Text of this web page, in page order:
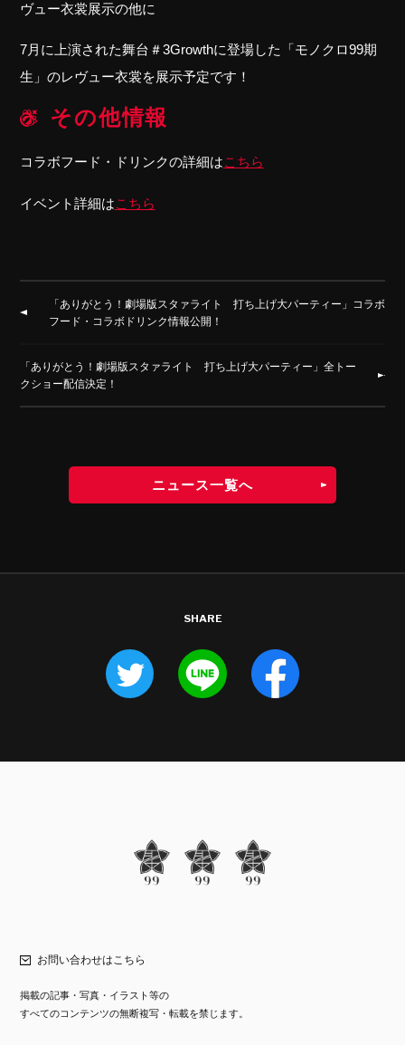
ヴュー衣裳展示の他に
7月に上演された舞台＃3Growthに登場した「モノクロ99期
生」のレヴュー衣裳を展示予定です！
その他情報
コラボフード・ドリンクの詳細はこちら
イベント詳細はこちら
「ありがとう！劇場版スタァライト 打ち上げ大パーティー」コラボ
フード・コラボドリンク情報公開！
「ありがとう！劇場版スタァライト 打ち上げ大パーティー」全トー
クショー配信決定！
ニュース一覧へ
SHARE
お問い合わせはこちら
掲載の記事・写真・イラスト等の
すべてのコンテンツの無断複写・転載を禁じます。